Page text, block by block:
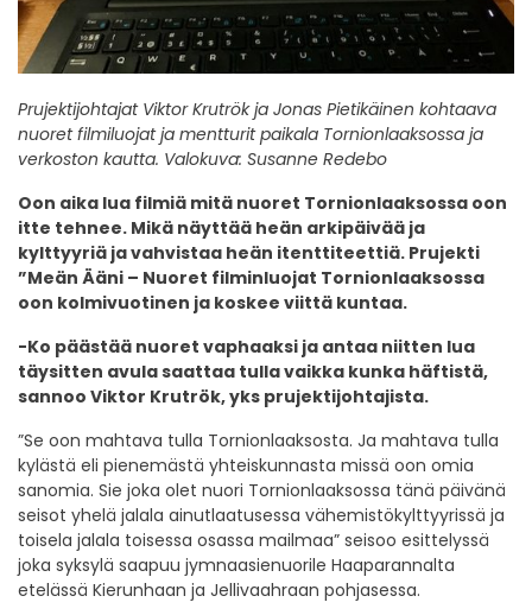
Prujektijohtajat Viktor Krutrök ja Jonas Pietikäinen kohtaava
nuoret filmiluojat ja mentturit paikala Tornionlaaksossa ja
verkoston kautta. Valokuva: Susanne Redebo
Oon aika lua filmiä mitä nuoret Tornionlaaksossa oon
itte tehnee. Mikä näyttää heän arkipäivää ja
kylttyyriä ja vahvistaa heän itenttiteettiä. Prujekti
”Meän Ääni – Nuoret filminluojat Tornionlaaksossa
oon kolmivuotinen ja koskee viittä kuntaa.
-Ko päästää nuoret vaphaaksi ja antaa niitten lua
täysitten avula saattaa tulla vaikka kunka häftistä,
sannoo Viktor Krutrök, yks prujektijohtajista.
”Se oon mahtava tulla Tornionlaaksosta. Ja mahtava tulla
kylästä eli pienemästä yhteiskunnasta missä oon omia
sanomia. Sie joka olet nuori Tornionlaaksossa tänä päivänä
seisot yhelä jalala ainutlaatusessa vähemistökylttyyrissä ja
toisela jalala toisessa osassa mailmaa” seisoo esittelyssä
joka syksylä saapuu jymnaasienuorile Haaparannalta
etelässä Kierunhaan ja Jellivaahraan pohjasessa.